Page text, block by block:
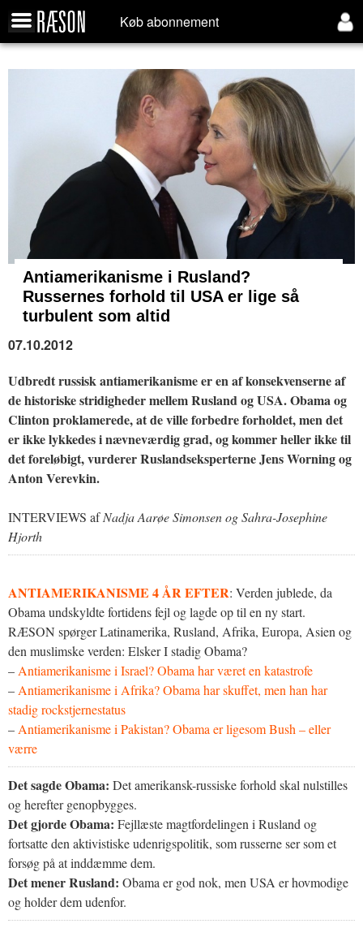
Køb abonnement
Antiamerikanisme i Rusland?
Russernes forhold til USA er lige så
turbulent som altid
07.10.2012
Udbredt russisk antiamerikanisme er en af konsekvenserne af
de historiske stridigheder mellem Rusland og USA. Obama og
Clinton proklamerede, at de ville forbedre forholdet, men det
er ikke lykkedes i nævneværdig grad, og kommer heller ikke til
det foreløbigt, vurderer Ruslandseksperterne Jens Worning og
Anton Verevkin.
INTERVIEWS afNadja Aarøe Simonsen og Sahra-Josephine
Hjorth
ANTIAMERIKANISME 4 ÅR EFTER: Verden jublede, da
Obama undskyldte fortidens fejl og lagde op til en ny start.
RÆSON spørger Latinamerika, Rusland, Afrika, Europa, Asien og
den muslimske verden: Elsker I stadig Obama?
–Antiamerikanisme i Israel? Obama har været en katastrofe
–Antiamerikanisme i Afrika? Obama har skuffet, men han har
stadig rockstjernestatus
–Antiamerikanisme i Pakistan? Obama er ligesom Bush – eller
værre
Det sagde Obama: Det amerikansk-russiske forhold skal nulstilles
og herefter genopbygges.
Det gjorde Obama: Fejllæste magtfordelingen i Rusland og
fortsatte den aktivistiske udenrigspolitik, som russerne ser som et
forsøg på at inddæmme dem.
Det mener Rusland: Obama er god nok, men USA er hovmodige
og holder dem udenfor.